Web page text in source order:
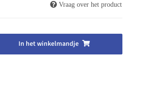
Vraag over het product
In het winkelmandje